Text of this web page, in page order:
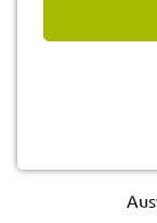
unserer